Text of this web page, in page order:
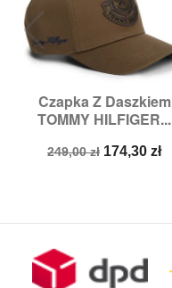
Czapka Z Daszkiem
TOMMY HILFIGER...
Cena
249,00 zł Cena
174,30 zł